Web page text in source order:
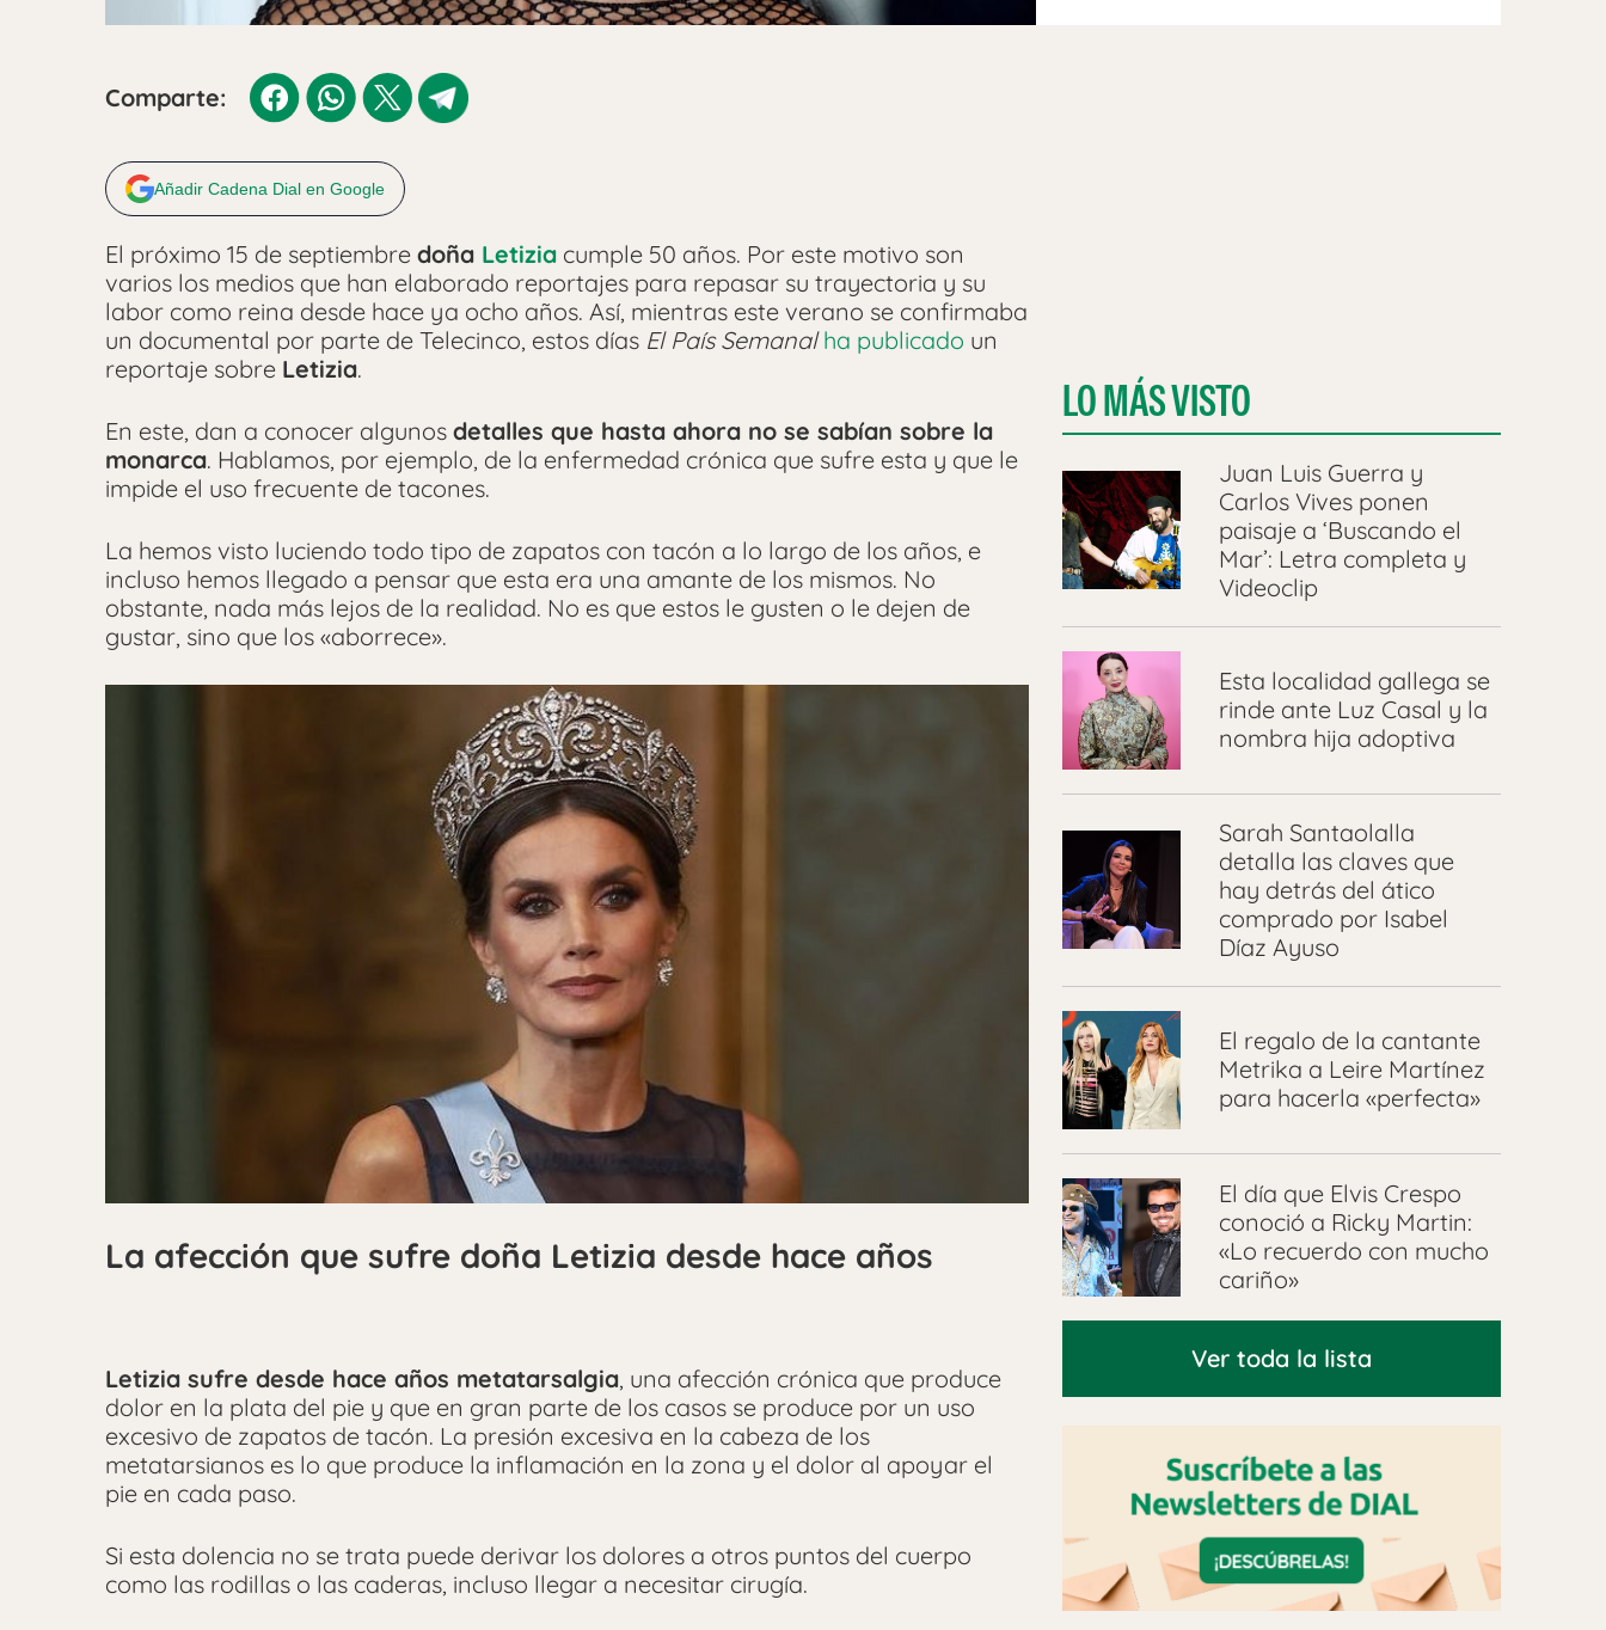
Comparte:
Añadir Cadena Dial en Google
El próximo 15 de septiembre doña Letizia cumple 50 años. Por este motivo son
varios los medios que han elaborado reportajes para repasar su trayectoria y su
labor como reina desde hace ya ocho años. Así, mientras este verano se confirmaba
un documental por parte de Telecinco, estos días El País Semanal ha publicado un
reportaje sobre Letizia.
En este, dan a conocer algunos detalles que hasta ahora no se sabían sobre la
monarca. Hablamos, por ejemplo, de la enfermedad crónica que sufre esta y que le
impide el uso frecuente de tacones.
La hemos visto luciendo todo tipo de zapatos con tacón a lo largo de los años, e
incluso hemos llegado a pensar que esta era una amante de los mismos. No
obstante, nada más lejos de la realidad. No es que estos le gusten o le dejen de
gustar, sino que los «aborrece».
La afección que sufre doña Letizia desde hace años
Letizia sufre desde hace años metatarsalgia, una afección crónica que produce
dolor en la plata del pie y que en gran parte de los casos se produce por un uso
excesivo de zapatos de tacón. La presión excesiva en la cabeza de los
metatarsianos es lo que produce la inflamación en la zona y el dolor al apoyar el
pie en cada paso.
Si esta dolencia no se trata puede derivar los dolores a otros puntos del cuerpo
como las rodillas o las caderas, incluso llegar a necesitar cirugía.
LO MÁS VISTO
Juan Luis Guerra y
Carlos Vives ponen
paisaje a ‘Buscando el
Mar’: Letra completa y
Videoclip
Esta localidad gallega se
rinde ante Luz Casal y la
nombra hija adoptiva
Sarah Santaolalla
detalla las claves que
hay detrás del ático
comprado por Isabel
Díaz Ayuso
El regalo de la cantante
Metrika a Leire Martínez
para hacerla «perfecta»
El día que Elvis Crespo
conoció a Ricky Martin:
«Lo recuerdo con mucho
cariño»
Ver toda la lista